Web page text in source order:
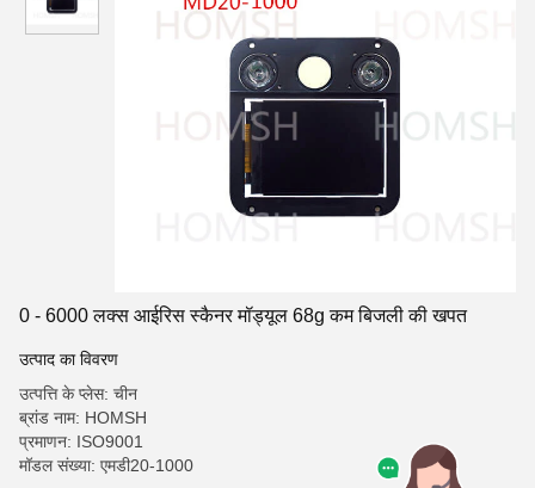
0 - 6000 लक्स आईरिस स्कैनर मॉड्यूल 68g कम बिजली की खपत
उत्पाद का विवरण
उत्पत्ति के प्लेस: चीन
ब्रांड नाम: HOMSH
प्रमाणन: ISO9001
मॉडल संख्या: एमडी20-1000